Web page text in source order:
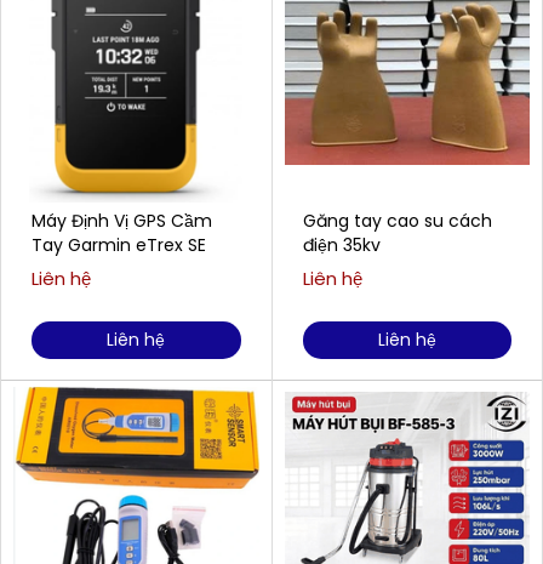
Máy Định Vị GPS Cầm
Tay Garmin eTrex SE
Liên hệ
Liên hệ
Găng tay cao su cách
điện 35kv
Liên hệ
Liên hệ